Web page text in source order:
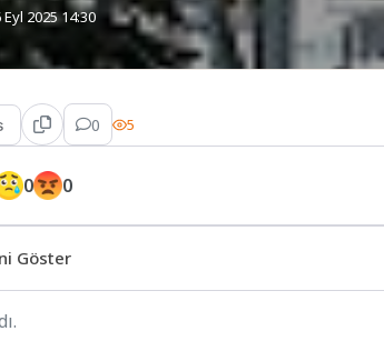
Eyl 2025 14:30
0 5
0 0
Göster